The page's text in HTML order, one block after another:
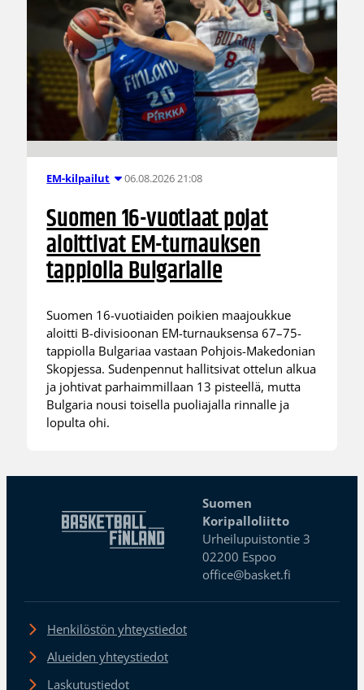
EM-kilpailut 06.08.2026 21:08
Suomen 16-vuotiaat pojat
aloittivat EM-turnauksen
tappiolla Bulgarialle
Suomen 16-vuotiaiden poikien maajoukkue
aloitti B-divisioonan EM-turnauksensa 67–75-
tappiolla Bulgariaa vastaan Pohjois-Makedonian
Skopjessa. Sudenpennut hallitsivat ottelun alkua
ja johtivat parhaimmillaan 13 pisteellä, mutta
Bulgaria nousi toisella puoliajalla rinnalle ja
lopulta ohi.
Suomen
Koripalloliitto
Urheilupuistontie 3
02200 Espoo
office@basket.fi
Henkilöstön yhteystiedot
Alueiden yhteystiedot
Laskutustiedot